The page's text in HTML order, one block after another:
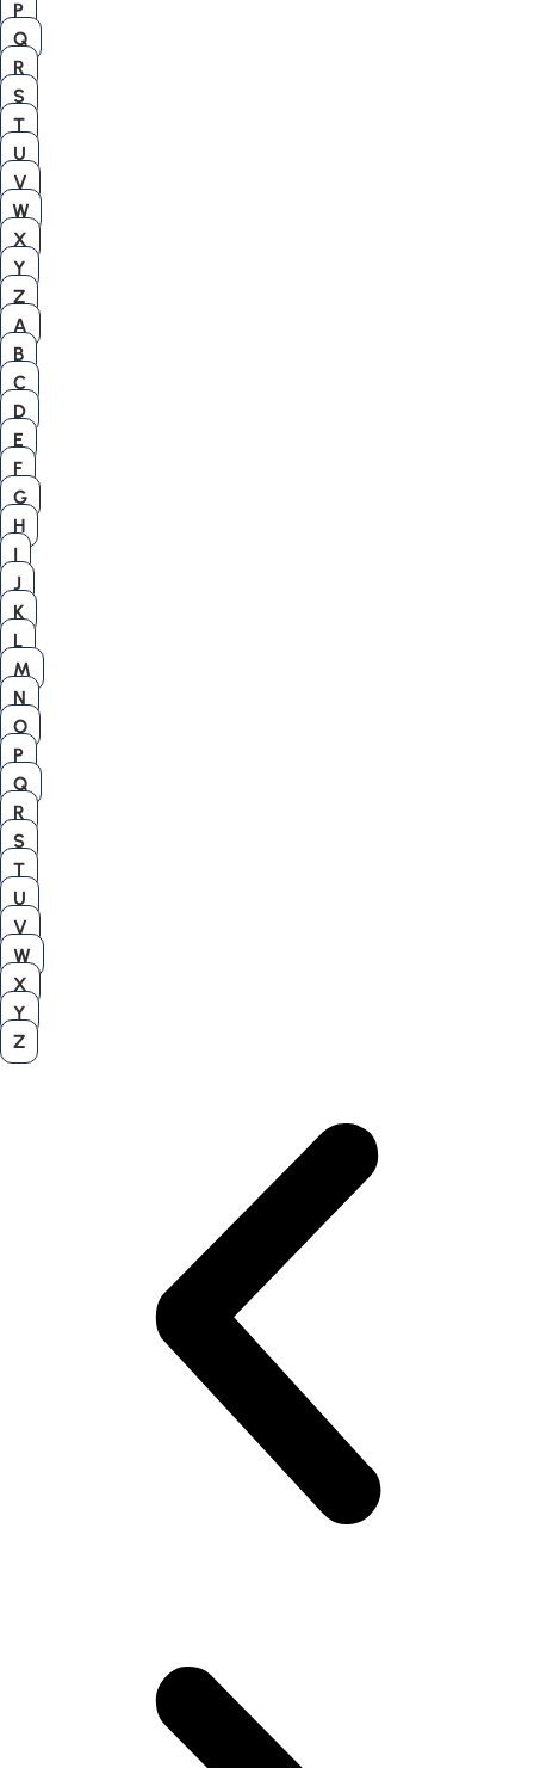
P
Q
R
S
T
U
V
W
X
Y
Z
A
B
C
D
E
F
G
H
I
J
K
L
M
N
O
P
Q
R
S
T
U
V
W
X
Y
Z